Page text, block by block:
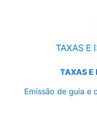
TAXAS E
TAXAS E
Emissão de guia e